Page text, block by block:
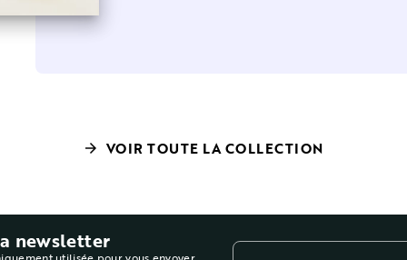
arrow_forward VOIR TOUTE LA COLLECTION
newsletter